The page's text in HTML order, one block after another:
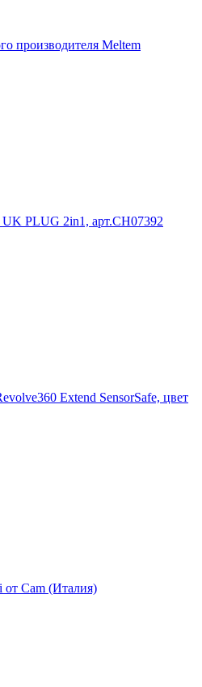
производителя Meltem
PLUG 2in1, арт.CH07392
Extend SensorSafe, цвет
Cam (Италия)